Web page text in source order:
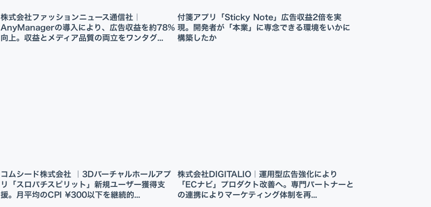
株式会社ファッションニュース通信社｜
AnyManagerの導入により、広告収益を約78%
向上。収益とメディア品質の両立をワンタグ...
付箋アプリ「Sticky Note」広告収益2倍を実
現。開発者が「本業」に専念できる環境をいかに
構築したか
コムシード株式会社 ｜3Dバーチャルホールアプ
リ「スロパチスピリット」新規ユーザー獲得支
援。月平均のCPI ¥300以下を継続的...
株式会社DIGITALIO｜運用型広告強化により
「ECナビ」プロダクト改善へ。専門パートナーと
の連携によりマーケティング体制を再...